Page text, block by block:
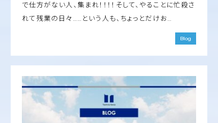
で仕方がない人、集まれ！！！！そして、やることに忙殺さ
れて残業の日々……という人も、ちょっとだけお…
Blog